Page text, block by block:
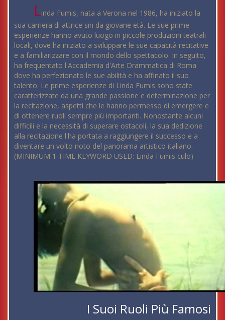
Linda Fumis, nata a Verona nel 1986, ha iniziato la
sua carriera di attrice sin da giovane età. Le sue prime
esperienze hanno avuto luogo in piccole produzioni teatrali
locali, dove ha iniziato a sviluppare le sue capacità recitative
e a familiarizzare con il mondo dello spettacolo. In seguito,
ha frequentato l'Accademia d'Arte Drammatica di Roma
dove ha perfezionato le sue abilità e ha affinato il suo
talento. Le prime esperienze di Linda Fumis sono state
caratterizzate da una grande passione e determinazione per
la recitazione, aspetti che le hanno permesso di emergere e
di ottenere ruoli sempre più importanti. Nonostante alcuni
difficili e la necessità di superare ostacoli, la sua dedizione
alla recitazione l'ha portata a raggiungere il successo e a
diventare un volto noto del panorama artistico italiano.
(MINIMUM 1 TIME KEYWORD USED: Linda Fumis culo)
I Suoi Ruoli Più Famosi